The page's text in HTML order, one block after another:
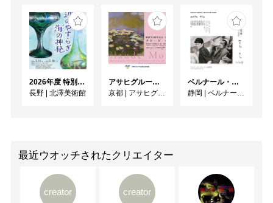
2026年度 特別展「ガレとドーム、アール･ヌーヴォーのガラス 水辺のやすらぎ、海の神秘」
長野 | 北澤美術館
アサヒグループ大山崎山荘美術館 開館30周年記念展「没後100年 クロード・モネ」
京都 | アサヒグループ大山崎山荘美術館
ベルナール・ビュフェと写真 ーカメラがとらえたビュフェとその時代、そして21 世紀へ
静岡 | ベルナール・ビュフェ美術館
最近ウオッチされたクリエイター
creator creator